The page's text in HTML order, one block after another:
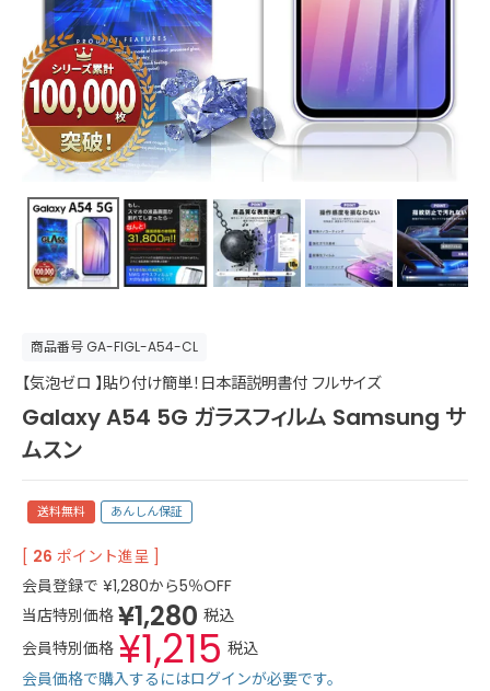
商品番号 GA-FIGL-A54-CL
【気泡ゼロ 】貼り付け簡単！日本語説明書付 フルサイズ
Galaxy A54 5G ガラスフィルム Samsung サ
ムスン
送料無料 あんしん保証
[ 26 ポイント進呈 ]
会員登録で ¥1,280から5％OFF
当店特別価格 ¥1,280 税込
会員特別価格 ¥1,215 税込
会員価格で購入するにはログインが必要です。